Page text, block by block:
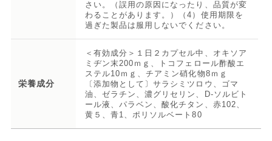
さい。（誤用の原因になったり、品質が変
わることがあります。）（4）使用期限を
過ぎた製品は服用しないでください。
栄養成分
＜有効成分＞１日２カプセル中、オキソア
ミヂン末200ｍｇ、トコフェロール酢酸エ
ステル10ｍｇ、チアミン硝化物8ｍｇ
〔添加物として〕サラシミツロウ、ゴマ
油、ゼラチン、濃グリセリン、D-ソルビト
ール液、パラベン、酸化チタン、赤102、
黄５、青1、ポリソルベート80